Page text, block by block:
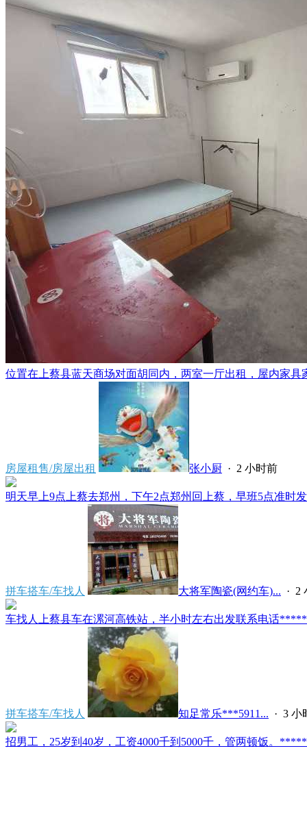
位置在上蔡县蓝天商场对面胡同内，两室一厅出租，屋内家具
房屋租售/房屋出租 张小厨 · 2 小时前
明天早上9点上蔡去郑州，下午2点郑州回上蔡，早班5点准时
拼车搭车/车找人 大将军陶瓷(网约车)... · 2
车找人上蔡县车在漯河高铁站，半小时左右出发联系电话
拼车搭车/车找人 知足常乐***5911... · 3 小
招男工，25岁到40岁，工资4000千到5000千，管两顿饭。